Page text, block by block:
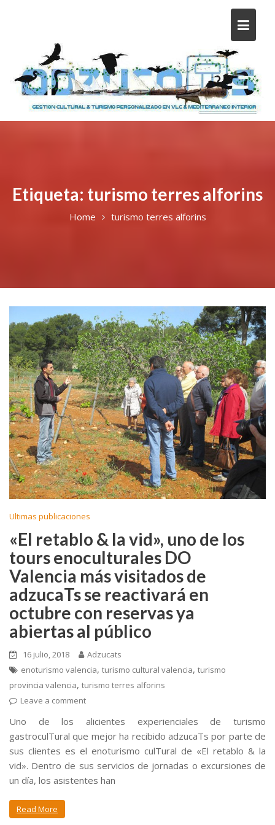
Etiqueta: turismo terres alforins
Home turismo terres alforins
Ultimas publicaciones
«El retablo & la vid», uno de los
tours enoculturales DO
Valencia más visitados de
adzucaTs se reactivará en
octubre con reservas ya
abiertas al público
16 julio, 2018
Adzucats
enoturismo valencia, turismo cultural valencia, turismo
provincia valencia, turismo terres alforins
Leave a comment
Uno de los alicientes experienciales de turismo
gastroculTural que mejor ha recibido adzucaTs por parte de
sus clientes es el enoturismo culTural de «El retablo & la
vid». Dentro de sus servicios de jornadas o excursiones de
un día, los asistentes han
Read More